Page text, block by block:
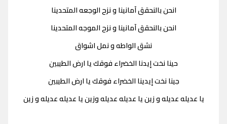
انحن بالنحقق آمانينا و نزح الوجعه المتحدينا
انحن بالنحقق آمانينا و نزح الموجه المتحدينا
نشق الواطه و نمل اشواق
حينا نخت إيدنا الخضراء فوقك يا ارض الطيبين
جينا نخت إيدينا الخضراء فوقك يا ارض الطيبين
يا عديله عديله و زين يا عديله عديله وزين يا عديله عديله و زين